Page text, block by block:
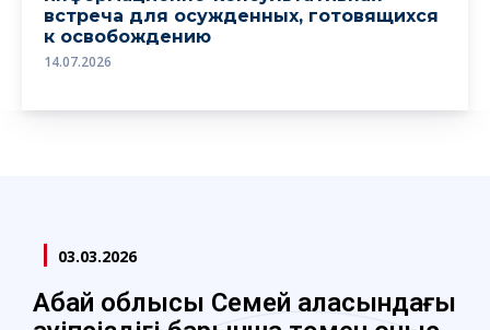
встреча для осужденных, готовящихся
к освобождению
14.07.2026